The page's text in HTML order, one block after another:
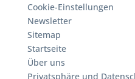
Cookie-Einstellungen
Newsletter
Sitemap
Startseite
Über uns
Privatsphäre und